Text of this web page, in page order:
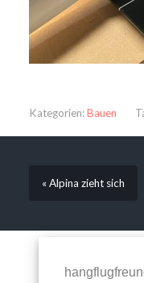
Kategorien:Bauen
« Alpina zieht sich